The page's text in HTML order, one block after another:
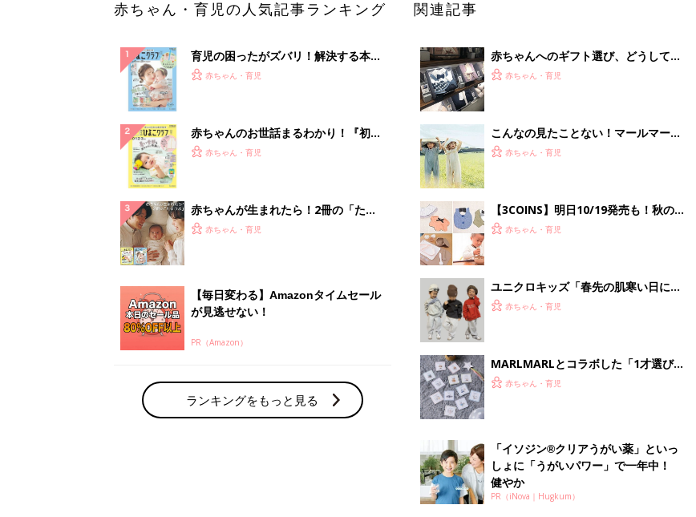
が見逃せない！
PR（Amazon）
ランキングをもっと見る
ックスも！」おしゃれアイテム5選
『後期のひよこクラブ』春号が発売
中！
しょに「うがいパワー」で一年中！
健やか
PR（iNova｜Hugkum）
赤ちゃん・育児の人気テーマ
育児日記・マンガ
離乳食はいつから？進め方は？「たまひよ きほんの離
授乳の悩みや初めての離乳食作りに役立つ
子育てとお金